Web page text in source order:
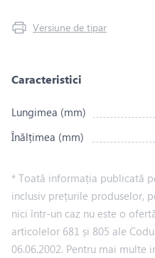
Versiune de tipar
Caracteristici
Lungimea (mm)
Înălțimea (mm)
* Toată informația publicată
inclusiv prețurile produselor,
nici într-un caz nu este o
articolelor 681 și 805 ale
06.06.2002. Pentru mai